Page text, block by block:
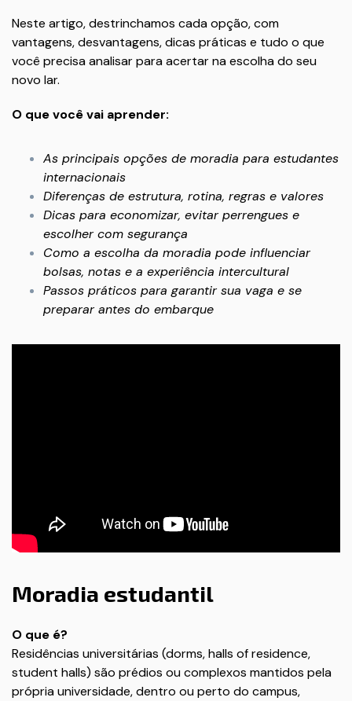
Neste artigo, destrinchamos cada opção, com
vantagens, desvantagens, dicas práticas e tudo o que
você precisa analisar para acertar na escolha do seu
novo lar.
O que você vai aprender:
As principais opções de moradia para estudantes
internacionais
Diferenças de estrutura, rotina, regras e valores
Dicas para economizar, evitar perrengues e
escolher com segurança
Como a escolha da moradia pode influenciar
bolsas, notas e a experiência intercultural
Passos práticos para garantir sua vaga e se
preparar antes do embarque
Moradia estudantil
O que é?
Residências universitárias (dorms, halls of residence,
student halls) são prédios ou complexos mantidos pela
própria universidade, dentro ou perto do campus,